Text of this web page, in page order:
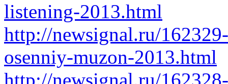
listening-2013.html
http://newsignal.ru/
osenniy-muzon-2013.html